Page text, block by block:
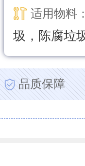
适用物料：
圾，陈腐垃
品质保障